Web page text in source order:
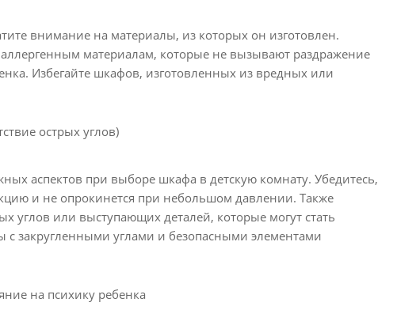
внимание на материалы, из которых он изготовлен.
материалам, которые не вызывают раздражение
Избегайте шкафов, изготовленных из вредных или
острых углов)
аспектов при выборе шкафа в детскую комнату. Убедитесь,
и не опрокинется при небольшом давлении. Также
углов или выступающих деталей, которые могут стать
закругленными углами и безопасными элементами
на психику ребенка